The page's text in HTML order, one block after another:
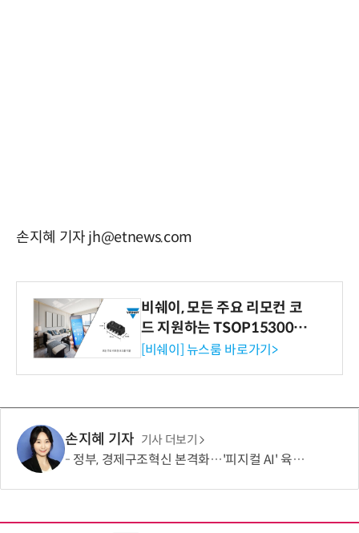
손지혜 기자 jh@etnews.com
비쉐이, 모든 주요 리모컨 코
드 지원하는 TSOP15300 시
리즈 IR 수신기 출시
[비쉐이] 뉴스룸 바로가기>
손지혜 기자 기사 더보기
정부, 경제구조혁신 본격화…'피지컬 AI' 육성·국가자산 관리체계 개편